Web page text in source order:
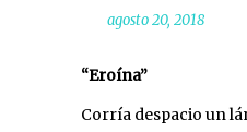
agosto 20, 2018
“Eroína”
Corría despacio un